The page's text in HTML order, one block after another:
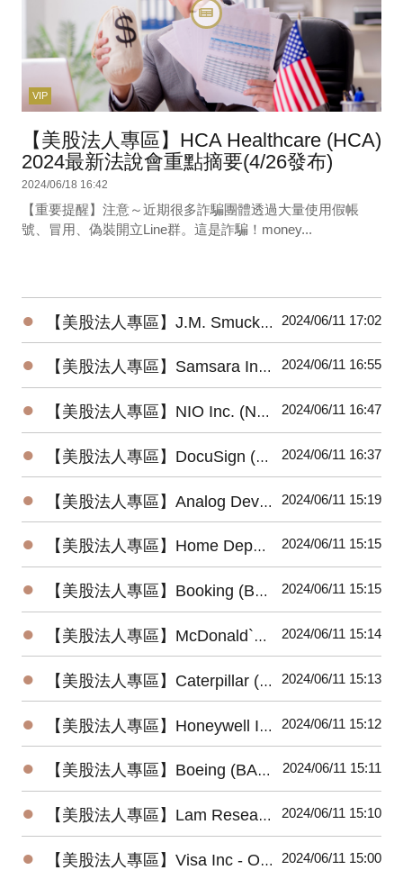
VIP
【美股法人專區】HCA Healthcare (HCA)
2024最新法說會重點摘要(4/26發布)
2024/06/18 16:42
【重要提醒】注意～近期很多詐騙團體透過大量使用假帳
號、冒用、偽裝開立Line群。這是詐騙！money...
● 【美股法人專區】J.M. Smucker Company (SJM) 2024最新法說會重點摘要(6/6發布) 2024/06/11 17:02
● 【美股法人專區】Samsara Inc. (IOT) 2024最新法說會重點摘要(6/6發布) 2024/06/11 16:55
● 【美股法人專區】NIO Inc. (NIO) 2024最新法說會重點摘要(6/6發布) 2024/06/11 16:47
● 【美股法人專區】DocuSign (DOCU) 2024最新法說會重點摘要(6/6發布) 2024/06/11 16:37
● 【美股法人專區】Analog Devices (ADI) 2024最新法說會重點摘要(5/22發布) 2024/06/11 15:19
● 【美股法人專區】Home Depot (HD) 2024最新法說會重點摘要(5/14發布) 2024/06/11 15:15
● 【美股法人專區】Booking (BKNG) 2024最新法說會重點摘要(5/2發布) 2024/06/11 15:15
● 【美股法人專區】McDonald`s (MCD) 2024最新法說會重點摘要(4/30發布) 2024/06/11 15:14
● 【美股法人專區】Caterpillar (CAT) 2024最新法說會重點摘要(4/25發布) 2024/06/11 15:13
● 【美股法人專區】Honeywell International (HON) 2024最新法說會重點摘要(4/25發布) 2024/06/11 15:12
● 【美股法人專區】Boeing (BA) 2024最新法說會重點摘要(4/24發布) 2024/06/11 15:11
● 【美股法人專區】Lam Research (LRCX) 2024最新法說會重點摘要(4/24發布) 2024/06/11 15:10
● 【美股法人專區】Visa Inc - Ordinary Shares (V) 2024最新法說會重點摘要(4/23發布) 2024/06/11 15:00